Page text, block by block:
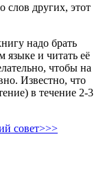
слов других, этот
надо брать
и читать её
чтобы на
Известно, что
в течение 2-3
совет>>>